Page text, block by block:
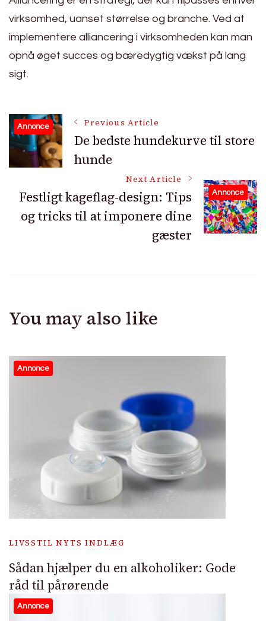
virksomhed, uanset størrelse og branche. Ved at
implementere alliancering i virksomheden kan man
opnå øget succes og bæredygtig vækst på lang
sigt.
Post
Navigation
Annonce Previous Article
De bedste hundekurve til store
hunde
Annonce
Next Article
Festligt kageflag-design: Tips
og tricks til at imponere dine
gæster
You may also like
Annonce
LIVSSTIL NYTS INDLÆG
Sådan hjælper du en alkoholiker: Gode
råd til pårørende
Annonce